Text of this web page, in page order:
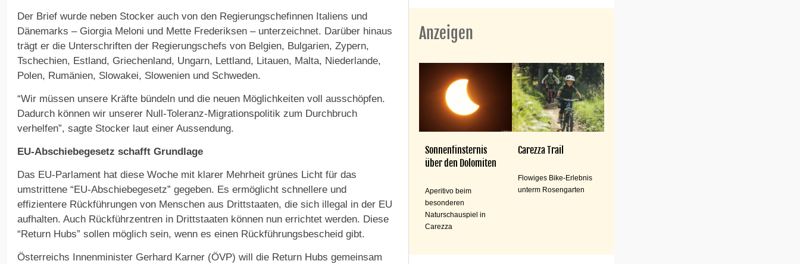
Der Brief wurde neben Stocker auch von den Regierungschefinnen Italiens und
Dänemarks – Giorgia Meloni und Mette Frederiksen – unterzeichnet. Darüber hinaus
trägt er die Unterschriften der Regierungschefs von Belgien, Bulgarien, Zypern,
Tschechien, Estland, Griechenland, Ungarn, Lettland, Litauen, Malta, Niederlande,
Polen, Rumänien, Slowakei, Slowenien und Schweden.
“Wir müssen unsere Kräfte bündeln und die neuen Möglichkeiten voll ausschöpfen.
Dadurch können wir unserer Null-Toleranz-Migrationspolitik zum Durchbruch
verhelfen”, sagte Stocker laut einer Aussendung.
EU-Abschiebegesetz schafft Grundlage
Das EU-Parlament hat diese Woche mit klarer Mehrheit grünes Licht für das
umstrittene “EU-Abschiebegesetz” gegeben. Es ermöglicht schnellere und
effizientere Rückführungen von Menschen aus Drittstaaten, die sich illegal in der EU
aufhalten. Auch Rückführzentren in Drittstaaten können nun errichtet werden. Diese
“Return Hubs” sollen möglich sein, wenn es einen Rückführungsbescheid gibt.
Österreichs Innenminister Gerhard Karner (ÖVP) will die Return Hubs gemeinsam
Anzeigen
Sonnenfinsternis
über den Dolomiten
Aperitivo beim
besonderen
Naturschauspiel in
Carezza
Carezza Trail
Flowiges Bike-Erlebnis
unterm Rosengarten